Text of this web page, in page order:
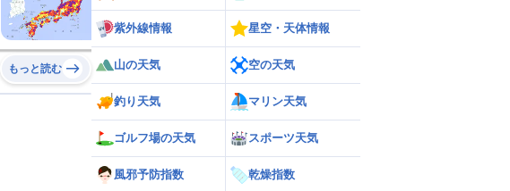
もっと読む
紫外線情報 星空・天体情報
山の天気 空の天気
釣り天気 マリン天気
ゴルフ場の天気 スポーツ天気
風邪予防指数 乾燥指数